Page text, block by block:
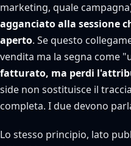
marketing, quale
agganciato alla sessione
aperto. Se questo
vendita ma la segna come
fatturato, ma perdi
side non sostituisce il
completa. I due devono
Lo stesso principio, lato